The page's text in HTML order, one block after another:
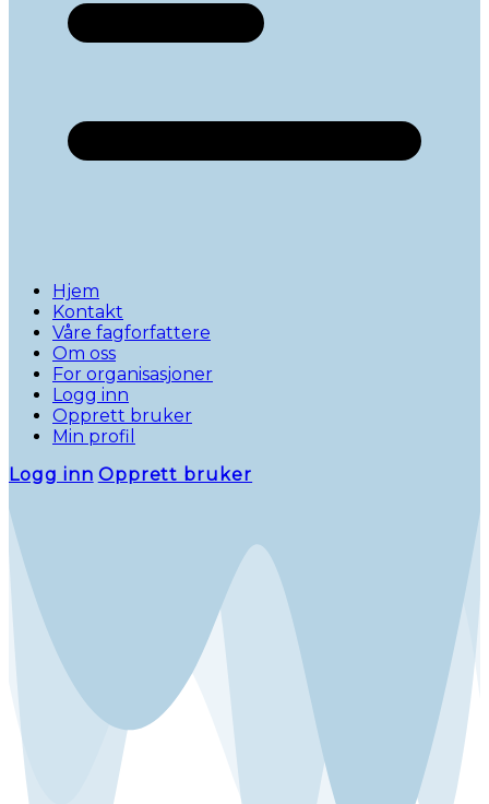
Hjem
Kontakt
Våre fagforfattere
Om oss
For organisasjoner
Logg inn
Opprett bruker
Min profil
Logg inn Opprett bruker